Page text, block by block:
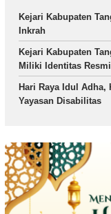
Kejari Kabupaten
Inkrah
Kejari Kabupaten
Miliki Identitas Resmi
Hari Raya Idul Adha,
Yayasan Disabilitas